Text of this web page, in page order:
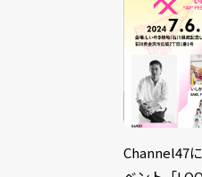
Channel47